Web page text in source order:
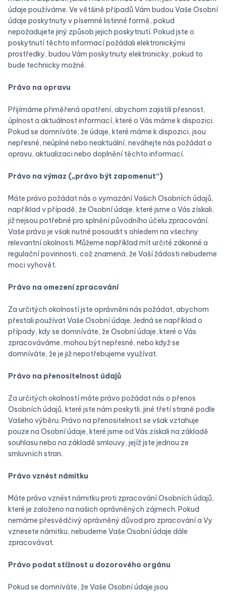
údaje používáme. Ve většině případů Vám budou Vaše Osobní
údaje poskytnuty v písemné listinné formě, pokud
nepožadujete jiný způsob jejich poskytnutí. Pokud jste o
poskytnutí těchto informací požádali elektronickými
prostředky, budou Vám poskytnuty elektronicky, pokud to
bude technicky možné.
Právo na opravu
Přijímáme přiměřená opatření, abychom zajistili přesnost,
úplnost a aktuálnost informací, které o Vás máme k dispozici.
Pokud se domníváte, že údaje, které máme k dispozici, jsou
nepřesné, neúplné nebo neaktuální, neváhejte nás požádat o
opravu, aktualizaci nebo doplnění těchto informací.
Právo na výmaz („právo být zapomenut“)
Máte právo požádat nás o vymazání Vašich Osobních údajů,
například v případě, že Osobní údaje, které jsme o Vás získali,
již nejsou potřebné pro splnění původního účelu zpracování.
Vaše právo je však nutné posoudit s ohledem na všechny
relevantní okolnosti. Můžeme například mít určité zákonné a
regulační povinnosti, což znamená, že Vaší žádosti nebudeme
moci vyhovět.
Právo na omezení zpracování
Za určitých okolností jste oprávněni nás požádat, abychom
přestali používat Vaše Osobní údaje. Jedná se například o
případy, kdy se domníváte, že Osobní údaje, které o Vás
zpracováváme, mohou být nepřesné, nebo když se
domníváte, že je již nepotřebujeme využívat.
‍Právo na přenositelnost údajů
Za určitých okolností máte právo požádat nás o přenos
Osobních údajů, které jste nám poskytli, jiné třetí straně podle
Vašeho výběru. Právo na přenositelnost se však vztahuje
pouze na Osobní údaje, které jsme od Vás získali na základě
souhlasu nebo na základě smlouvy, jejíž jste jednou ze
smluvních stran.
‍Právo vznést námitku
Máte právo vznést námitku proti zpracování Osobních údajů,
které je založeno na našich oprávněných zájmech. Pokud
nemáme přesvědčivý oprávněný důvod pro zpracování a Vy
vznesete námitku, nebudeme Vaše Osobní údaje dále
zpracovávat.
‍Právo podat stížnost u dozorového orgánu
Pokud se domníváte, že Vaše Osobní údaje jsou